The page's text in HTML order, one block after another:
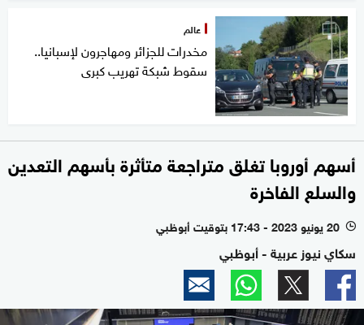
عالم
مخدرات للجزائر ومهاجرون لإسبانيا..
سقوط شبكة تهريب كبرى
أسهم أوروبا تغلق متراجعة متأثرة بأسهم التعدين
والسلع الفاخرة
l 20 يونيو 2023 - 17:43 بتوقيت أبوظبي
سكاي نيوز عربية - أبوظبي